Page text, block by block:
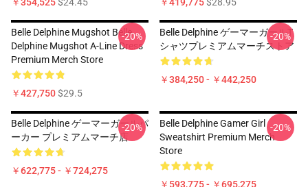
Belle Delphine Mugshot Belle
Delphine Mugshot A-Line Dress
Premium Merch Store
￥427,750$29.5
-20%
Belle Delphine ゲーマーガールT
シャツプレミアムマーチストア
￥384,250 - ￥442,250
-20%
Belle Delphine ゲーマーガールパ
ーカー プレミアムマーチ店
￥622,775 - ￥724,275
-20%
Belle Delphine Gamer Girl
Sweatshirt Premium Merch
Store
￥593,775 - ￥695,275
-20%